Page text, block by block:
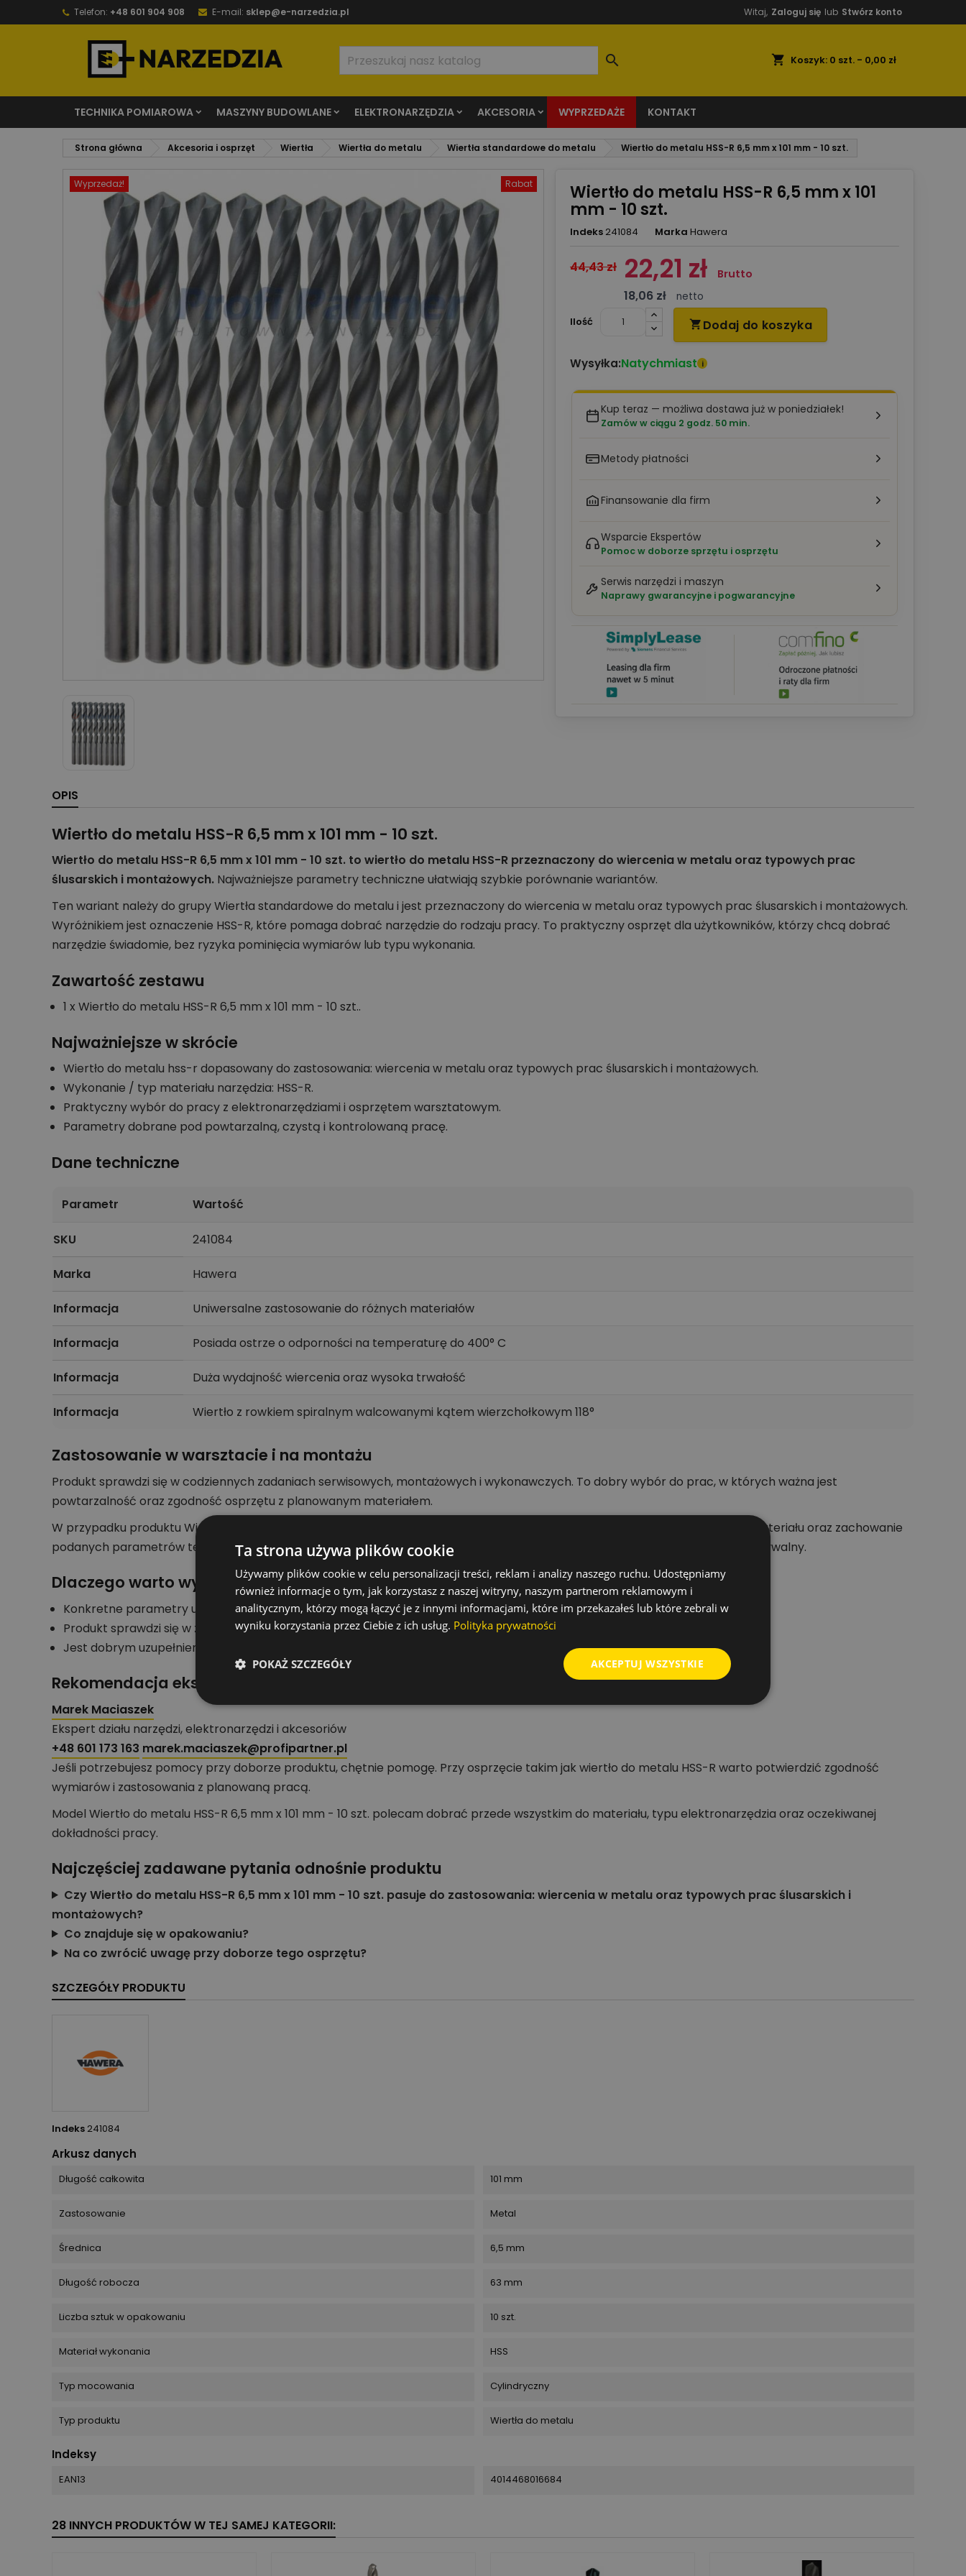
Telefon: +48 601 904 908 E-mail: sklep@e-narzedzia.pl Witaj, Zaloguj się lub Stwórz konto
shopping_cart Koszyk: 0 szt. - 0,00 zł

TECHNIKA POMIAROWA MASZYNY BUDOWLANE ELEKTRONARZĘDZIA AKCESORIA WYPRZEDAŻE KONTAKT
Strona główna Akcesoria i osprzęt Wiertła Wiertła do metalu Wiertła standardowe do metalu Wiertło do metalu HSS-R 6,5 mm x 101 mm - 10 szt.
Wyprzedaż! Rabat Wiertło do metalu HSS-R 6,5 mm x 101
mm - 10 szt.
Indeks 241084 Marka Hawera
44,43 zł 22,21 zł Brutto
18,06 zł
netto
Ilość
 Dodaj do koszyka
Wysyłka:Natychmiast i
Kup teraz — możliwa dostawa już w poniedziałek!
Zamów w ciągu 2 godz. 50 min.
Metody płatności
Finansowanie dla firm
Wsparcie Ekspertów
Pomoc w doborze sprzętu i osprzętu
Serwis narzędzi i maszyn
Naprawy gwarancyjne i pogwarancyjne
OPIS
Wiertło do metalu HSS-R 6,5 mm x 101 mm - 10 szt.
Wiertło do metalu HSS-R 6,5 mm x 101 mm - 10 szt. to wiertło do metalu HSS-R przeznaczony do wiercenia w metalu oraz typowych prac
ślusarskich i montażowych. Najważniejsze parametry techniczne ułatwiają szybkie porównanie wariantów.
Ten wariant należy do grupy Wiertła standardowe do metalu i jest przeznaczony do wiercenia w metalu oraz typowych prac ślusarskich i montażowych.
Wyróżnikiem jest oznaczenie HSS-R, które pomaga dobrać narzędzie do rodzaju pracy. To praktyczny osprzęt dla użytkowników, którzy chcą dobrać
narzędzie świadomie, bez ryzyka pominięcia wymiarów lub typu wykonania.
Zawartość zestawu
1 x Wiertło do metalu HSS-R 6,5 mm x 101 mm - 10 szt..
Najważniejsze w skrócie
Wiertło do metalu hss-r dopasowany do zastosowania: wiercenia w metalu oraz typowych prac ślusarskich i montażowych.
Wykonanie / typ materiału narzędzia: HSS-R.
Praktyczny wybór do pracy z elektronarzędziami i osprzętem warsztatowym.
Parametry dobrane pod powtarzalną, czystą i kontrolowaną pracę.
Dane techniczne
Parametr Wartość
SKU 241084
Marka Hawera
Informacja Uniwersalne zastosowanie do różnych materiałów
Informacja Posiada ostrze o odporności na temperaturę do 400° C
Informacja Duża wydajność wiercenia oraz wysoka trwałość
Informacja Wiertło z rowkiem spiralnym walcowanymi kątem wierzchołkowym 118°
Zastosowanie w warsztacie i na montażu
Produkt sprawdzi się w codziennych zadaniach serwisowych, montażowych i wykonawczych. To dobry wybór do prac, w których ważna jest
powtarzalność oraz zgodność osprzętu z planowanym materiałem.
W przypadku produktu Wiertło do metalu HSS-R 6,5 mm x 101 mm - 10 szt. szczególnie istotne jest dopasowanie osprzętu do materiału oraz zachowanie
podanych parametrów technicznych. Dzięki temu narzędzie może pracować stabilnie, a efekt obróbki będzie bardziej przewidywalny.
Dlaczego warto wybrać ten produkt
Konkretne parametry ułatwiają szybkie porównanie wariantów.
Produkt sprawdzi się w zadaniach typowych dla grupy Wiertła standardowe do metalu.
Jest dobrym uzupełnieniem wyposażenia warsztatu, serwisu lub ekipy montażowej.
Rekomendacja eksperta działu narzędzi i akcesoriów
Marek Maciaszek
Ekspert działu narzędzi, elektronarzędzi i akcesoriów
+48 601 173 163 marek.maciaszek@profipartner.pl
Jeśli potrzebujesz pomocy przy doborze produktu, chętnie pomogę. Przy osprzęcie takim jak wiertło do metalu HSS-R warto potwierdzić zgodność
wymiarów i zastosowania z planowaną pracą.
Model Wiertło do metalu HSS-R 6,5 mm x 101 mm - 10 szt. polecam dobrać przede wszystkim do materiału, typu elektronarzędzia oraz oczekiwanej
dokładności pracy.
Najczęściej zadawane pytania odnośnie produktu
Czy Wiertło do metalu HSS-R 6,5 mm x 101 mm - 10 szt. pasuje do zastosowania: wiercenia w metalu oraz typowych prac ślusarskich i
montażowych?
Co znajduje się w opakowaniu?
Na co zwrócić uwagę przy doborze tego osprzętu?
SZCZEGÓŁY PRODUKTU
Indeks 241084
Arkusz danych
Długość całkowita 101 mm
Zastosowanie Metal
Średnica 6,5 mm
Długość robocza 63 mm
Liczba sztuk w opakowaniu 10 szt.
Materiał wykonania HSS
Typ mocowania Cylindryczny
Typ produktu Wiertła do metalu
Indeksy
EAN13 4014468016684
28 INNYCH PRODUKTÓW W TEJ SAMEJ KATEGORII:
Ta strona używa plików cookie
Używamy plików cookie w celu personalizacji treści, reklam i analizy naszego ruchu. Udostępniamy
również informacje o tym, jak korzystasz z naszej witryny, naszym partnerom reklamowym i
analitycznym, którzy mogą łączyć je z innymi informacjami, które im przekazałeś lub które zebrali w
wyniku korzystania przez Ciebie z ich usług. Polityka prywatności
AKCEPTUJ WSZYSTKIE
POKAŻ SZCZEGÓŁY